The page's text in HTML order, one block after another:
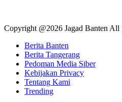
Copyright @2026 Jagad Banten All
Berita Banten
Berita Tangerang
Pedoman Media Siber
Kebijakan Privacy
Tentang Kami
Trending